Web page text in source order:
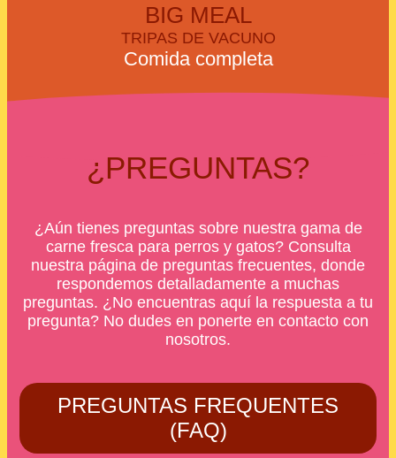
BIG MEAL
TRIPAS DE VACUNO
Comida completa
¿PREGUNTAS?
¿Aún tienes preguntas sobre nuestra gama de
carne fresca para perros y gatos? Consulta
nuestra página de preguntas frecuentes, donde
respondemos detalladamente a muchas
preguntas. ¿No encuentras aquí la respuesta a tu
pregunta? No dudes en ponerte en contacto con
nosotros.
PREGUNTAS FREQUENTES
(FAQ)